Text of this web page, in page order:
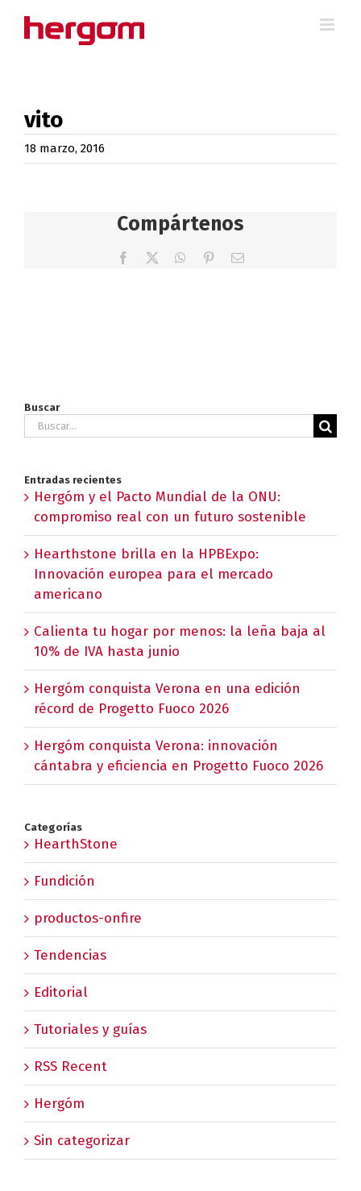
vito
18 marzo, 2016
Compártenos
Facebook WhatsApp
PinterestCorreo
Buscar
Buscar:
Entradas recientes
Hergóm y el Pacto Mundial de la ONU:
compromiso real con un futuro sostenible
Hearthstone brilla en la HPBExpo:
Innovación europea para el mercado
americano
Calienta tu hogar por menos: la leña baja al
10% de IVA hasta junio
Hergóm conquista Verona en una edición
récord de Progetto Fuoco 2026
Hergóm conquista Verona: innovación
cántabra y eficiencia en Progetto Fuoco 2026
Categorías
HearthStone
Fundición
productos-onfire
Tendencias
Editorial
Tutoriales y guías
RSS Recent
Hergóm
Sin categorizar